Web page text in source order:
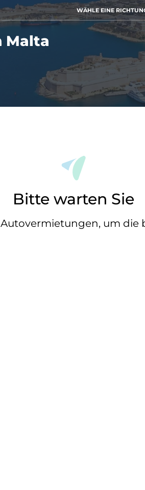
WÄHLE EINE
Malta
Bitte warten Sie
um die